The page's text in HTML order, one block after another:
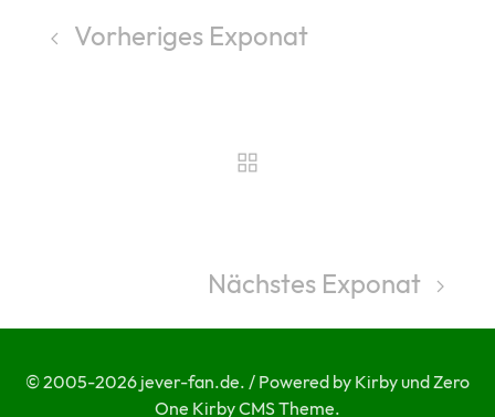
Vorheriges Exponat
Nächstes Exponat
© 2005-2026 jever-fan.de. / Powered by Kirby und Zero
One Kirby CMS Theme.